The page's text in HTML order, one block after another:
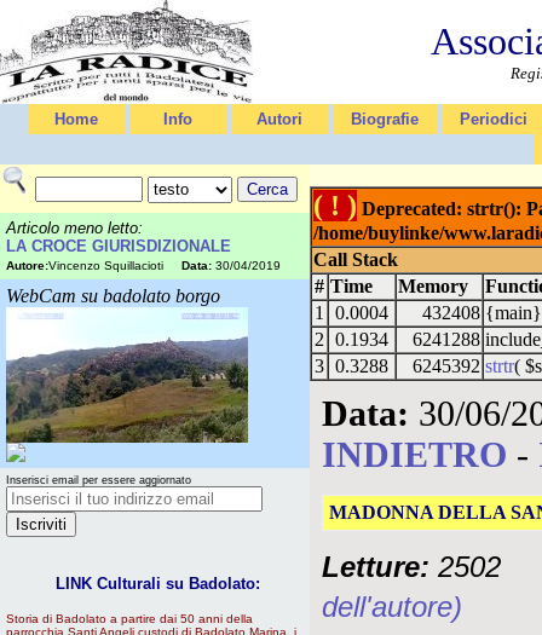
Home Info Autori Biografie Periodici
Articolo meno letto:
LA CROCE GIURISDIZIONALE
Autore:Vincenzo Squillacioti Data: 30/04/2019
WebCam su badolato borgo
Inserisci email per essere aggiornato
LINK Culturali su Badolato:
Storia di Badolato a partire dai 50 anni della
parrocchia Santi Angeli custodi di Badolato Marina, i
( ! ) Deprecated: strtr():
/home/buylinke/
Call Stack
# Time Memory
1
0.0004 432408
2 0.1934 6241288
3 0.3288 6245392 strtr(
Data: 30/06/
INDIETRO -
MADONNA DELLA
Letture: 2502
dell'autore)